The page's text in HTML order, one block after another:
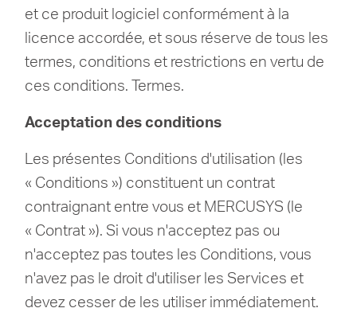
et ce produit logiciel conformément à la
licence accordée, et sous réserve de tous les
termes, conditions et restrictions en vertu de
ces conditions. Termes.
Acceptation des conditions
Les présentes Conditions d'utilisation (les
« Conditions ») constituent un contrat
contraignant entre vous et MERCUSYS (le
« Contrat »). Si vous n'acceptez pas ou
n'acceptez pas toutes les Conditions, vous
n'avez pas le droit d'utiliser les Services et
devez cesser de les utiliser immédiatement.